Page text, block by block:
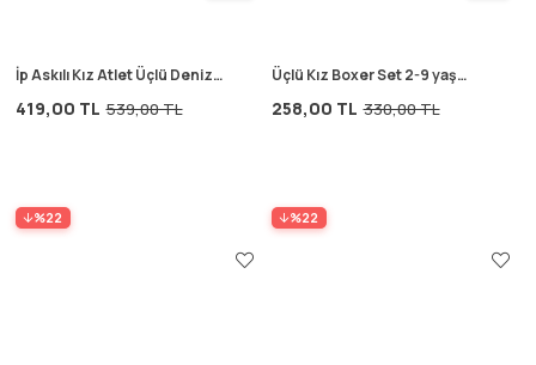
İp Askılı Kız Atlet Üçlü Deniz
419,00 TL 539,00 TL
%22
Üçlü Kız Boxer Set 2-9 yaş
258,00 TL 330,00 TL
%22